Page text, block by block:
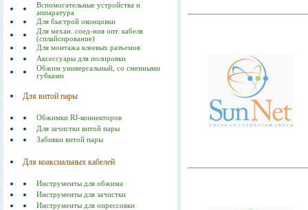
Вспомогательные устройства и
аппаратура
Для быстрой оконцовки
Для механ. соед-ния опт. кабеля
(сплайсирование)
Для монтажа клеевых разъемов
Аксессуары для полировки
Обжим универсальный, со сменными
губками
Для витой пары
Обжимки RJ-коннекторов
Для зачистки витой пары
Забивки витой пары
Для коаксиальных кабелей
Инструменты для обжима
Инструменты для зачистки
Инструменты для опрессовки